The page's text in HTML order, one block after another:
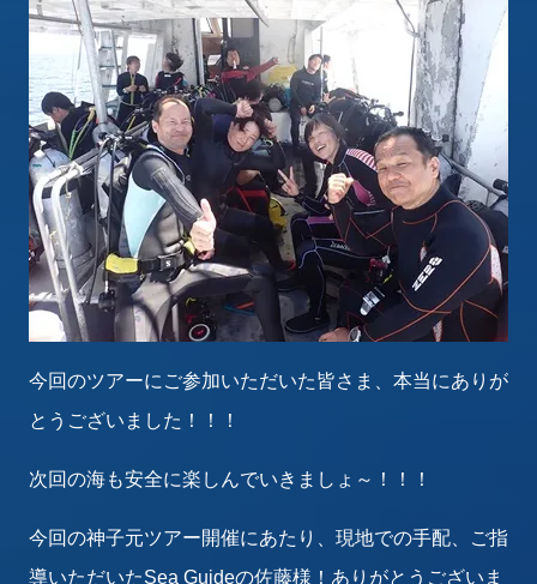
今回のツアーにご参加いただいた皆さま、本当にありが
とうございました！！！
次回の海も安全に楽しんでいきましょ～！！！
今回の神子元ツアー開催にあたり、現地での手配、ご指
導いただいたSea Guideの佐藤様！ありがとうございま